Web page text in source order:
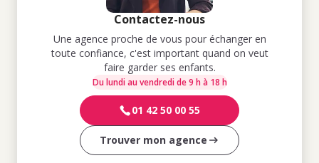
Contactez-nous
Une agence proche de vous pour échanger en
toute confiance, c'est important quand on veut
faire garder ses enfants.
Du lundi au vendredi de 9 h à 18 h
01 42 50 00 55
Trouver mon agence